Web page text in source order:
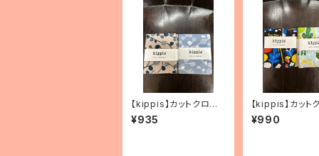
【kippis】カットクロ
ス 「Vaapukka／ラズ
ベリー」（2色）
¥935
【kippis】カット
ス 「Oppi／教育
色）
¥990